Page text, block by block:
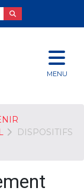
MENU
DISPOSITIFS